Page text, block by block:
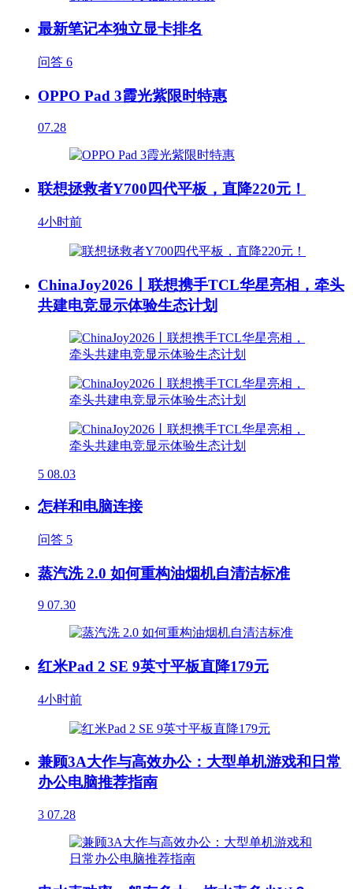
最新笔记本独立显卡排名
问答 6
OPPO Pad 3霞光紫限时特惠
07.28
联想拯救者Y700四代平板，直降220元！
4小时前
ChinaJoy2026丨联想携手TCL华星亮相，牵头
共建电竞显示体验生态计划
5 08.03
怎样和电脑连接
问答 5
蒸汽洗 2.0 如何重构油烟机自清洁标准
9 07.30
红米Pad 2 SE 9英寸平板直降179元
4小时前
兼顾3A大作与高效办公：大型单机游戏和日常
办公电脑推荐指南
3 07.28